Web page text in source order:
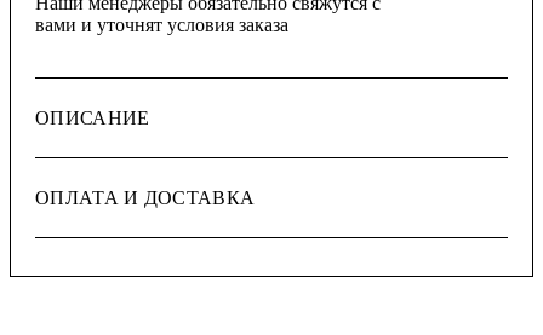
вами и уточнят условия заказа
ОПИСАНИЕ
ОПЛАТА И ДОСТАВКА